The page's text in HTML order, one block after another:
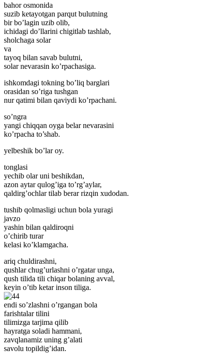
bahor osmonida
suzib ketayotgan parqut bulutning
bir bo’lagin uzib olib,
ichidagi do’llarini chigitlab tashlab,
sholchaga solar
va
tayoq bilan savab bulutni,
solar nevarasin ko’rpachasiga.
ishkomdagi tokning bo’liq barglari
orasidan so’riga tushgan
nur qatimi bilan qaviydi ko’rpachani.
so’ngra
yangi chiqqan oyga belar nevarasini
ko’rpacha to’shab.
yelbeshik bo’lar oy.
tonglasi
yechib olar uni beshikdan,
azon aytar qulog’iga to’rg’aylar,
qaldirg’ochlar tilab berar rizqin xudodan.
tushib qolmasligi uchun bola yuragi
javzo
yashin bilan qaldiroqni
o’chirib turar
kelasi ko’klamgacha.
ariq chuldirashni,
qushlar chug’urlashni o’rgatar unga,
qush tilida tili chiqar bolaning avval,
keyin o’tib ketar inson tiliga.
endi so’zlashni o’rgangan bola
farishtalar tilini
tilimizga tarjima qilib
hayratga soladi hammani,
zavqlanamiz uning g’alati
savolu topildig’idan.